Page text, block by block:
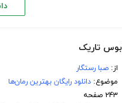
تاریک
از:صبا رستگار
موضوع:دانلود رایگان بهترین رمان‌ها
۲۴۳ صفحه